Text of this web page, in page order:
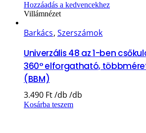
Hozzáadás a kedvencekhez
Villámnézet
Barkács, Szerszámok
Univerzális 48 az 1-ben
360° elforgatható,
(BBM)
3.490 Ft
Kosárba teszem